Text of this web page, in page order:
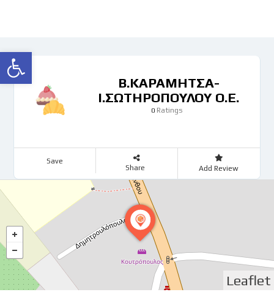
Ανοίξτε τη γραμμή εργαλείων
Β.ΚΑΡΑΜΗΤΣΑ-
Ι.ΣΩΤΗΡΟΠΟΥΛΟΥ Ο.Ε.
0Ratings
Save
Share Add Review
Leaflet